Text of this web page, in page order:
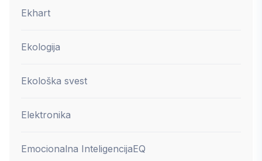
Ekhart
Ekologija
Ekološka svest
Elektronika
Emocionalna InteligencijaEQ